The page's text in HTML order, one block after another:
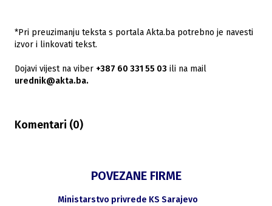
*Pri preuzimanju teksta s portala Akta.ba potrebno je navesti
izvor i linkovati tekst.
Dojavi vijest na viber +387 60 331 55 03 ili na mail
urednik@akta.ba.
Komentari (0)
POVEZANE FIRME
Ministarstvo privrede KS Sarajevo